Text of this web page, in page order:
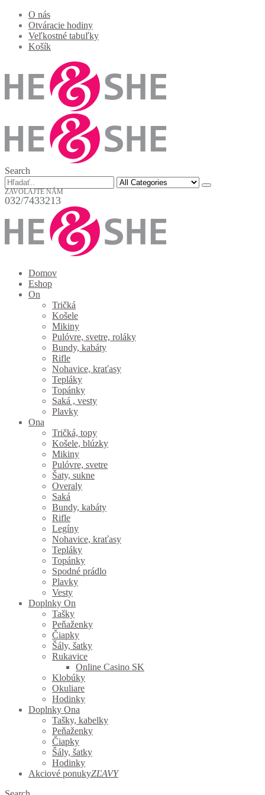
O nás
Otváracie hodiny
Veľkostné tabuľky
Košík
Search
ZAVOLAJTE NÁM
032/7433213
Domov
Eshop
On
Tričká
Košele
Mikiny
Pulóvre, svetre, roláky
Bundy, kabáty
Rifle
Nohavice, kraťasy
Tepláky
Topánky
Saká , vesty
Plavky
Ona
Tričká, topy
Košele, blúzky
Mikiny
Pulóvre, svetre
Šaty, sukne
Overaly
Saká
Bundy, kabáty
Rifle
Legíny
Nohavice, kraťasy
Tepláky
Topánky
Spodné prádlo
Plavky
Vesty
Doplnky On
Tašky
Peňaženky
Čiapky
Šály, šatky
Rukavice
Online Casino SK
Klobúky
Okuliare
Hodinky
Doplnky Ona
Tašky, kabelky
Peňaženky
Čiapky
Šály, šatky
Hodinky
Akciové ponukyZĽAVY